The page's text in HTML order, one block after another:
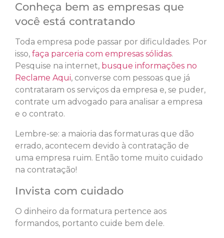
Conheça bem as empresas que
você está contratando
Toda empresa pode passar por dificuldades. Por
isso, faça parceria com empresas sólidas.
Pesquise na internet, busque informações no
Reclame Aqui, converse com pessoas que já
contrataram os serviços da empresa e, se puder,
contrate um advogado para analisar a empresa
e o contrato.
Lembre-se: a maioria das formaturas que dão
errado, acontecem devido à contratação de
uma empresa ruim. Então tome muito cuidado
na contratação!
Invista com cuidado
O dinheiro da formatura pertence aos
formandos, portanto cuide bem dele.